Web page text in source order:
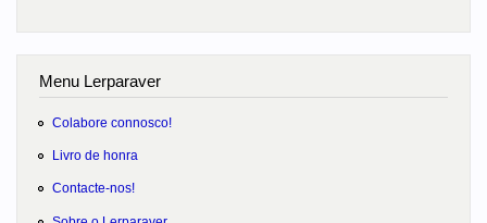
Menu Lerparaver
Colabore connosco!
Livro de honra
Contacte-nos!